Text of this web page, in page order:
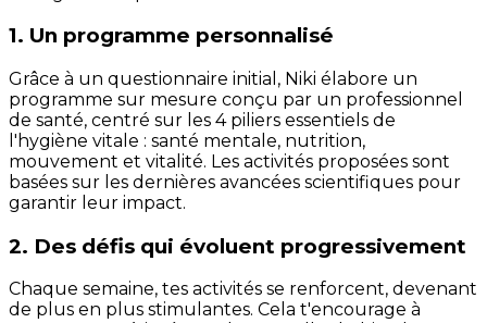
1. Un programme personnalisé
Grâce à un questionnaire initial, Niki élabore un
programme sur mesure conçu par un professionnel
de santé, centré sur les 4 piliers essentiels de
l'hygiène vitale : santé mentale, nutrition,
mouvement et vitalité. Les activités proposées sont
basées sur les dernières avancées scientifiques pour
garantir leur impact.
2. Des défis qui évoluent progressivement
Chaque semaine, tes activités se renforcent, devenant
de plus en plus stimulantes. Cela t'encourage à